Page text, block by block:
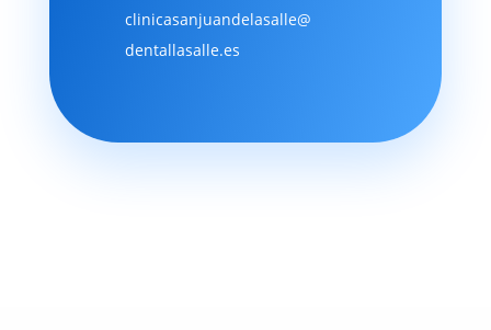
clinicasanjuandelasalle@
dentallasalle.es